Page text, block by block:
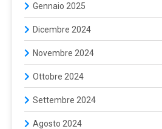
Gennaio 2025
Dicembre 2024
Novembre 2024
Ottobre 2024
Settembre 2024
Agosto 2024